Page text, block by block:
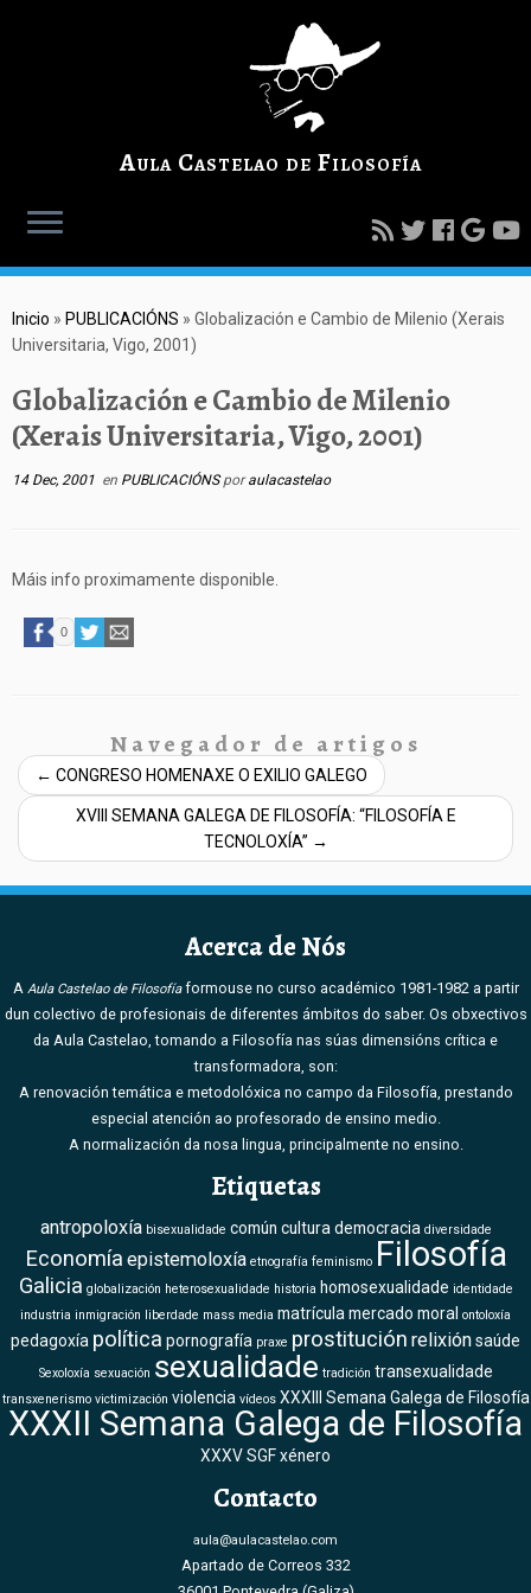
Aula Castelao de Filosofía
Inicio » PUBLICACIÓNS » Globalización e Cambio de Milenio (Xerais
Universitaria, Vigo, 2001)
Globalización e Cambio de Milenio
(Xerais Universitaria, Vigo, 2001)
14 Dec, 2001 en PUBLICACIÓNSporaulacastelao
Máis info proximamente disponible.
0
Navegador de artigos
← CONGRESO HOMENAXE O EXILIO GALEGO
XVIII SEMANA GALEGA DE FILOSOFÍA: “FILOSOFÍA E
TECNOLOXÍA” →
Acerca de Nós
A Aula Castelao de Filosofíaformouse no curso académico 1981-1982 a partir
dun colectivo de profesionais de diferentes ámbitos do saber. Os obxectivos
da Aula Castelao, tomando a Filosofía nas súas dimensións crítica e
transformadora, son:
A renovación temática e metodolóxica no campo da Filosofía, prestando
especial atención ao profesorado de ensino medio.
A normalización da nosa lingua, principalmente no ensino.
Etiquetas
antropoloxía bisexualidade común cultura democracia diversidade
Economía epistemoloxía etnografía feminismo Filosofía
Galicia globalización heterosexualidade historia homosexualidade identidade
industria inmigración liberdade mass media matrícula mercado moral ontoloxía
pedagoxía política pornografía praxe prostitución relixiónsaúde
Sexoloxía sexuación sexualidade tradición transexualidade
transxenerismo victimización violencia vídeos XXXIII Semana Galega de Filosofía
XXXII Semana Galega de Filosofía
XXXV SGFxénero
Contacto
aula@aulacastelao.com
Apartado de Correos 332